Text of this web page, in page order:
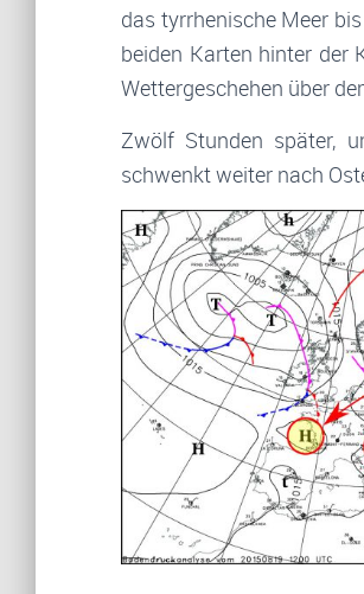
das tyrrhenische Meer
beiden Karten hinter der
Wettergeschehen über
Zwölf Stunden später,
schwenkt weiter nach